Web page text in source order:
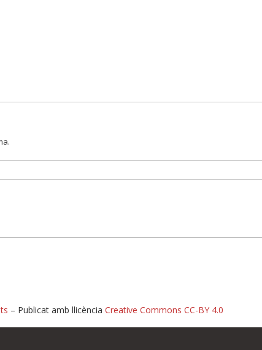
– Publicat amb llicència Creative Commons CC-BY 4.0